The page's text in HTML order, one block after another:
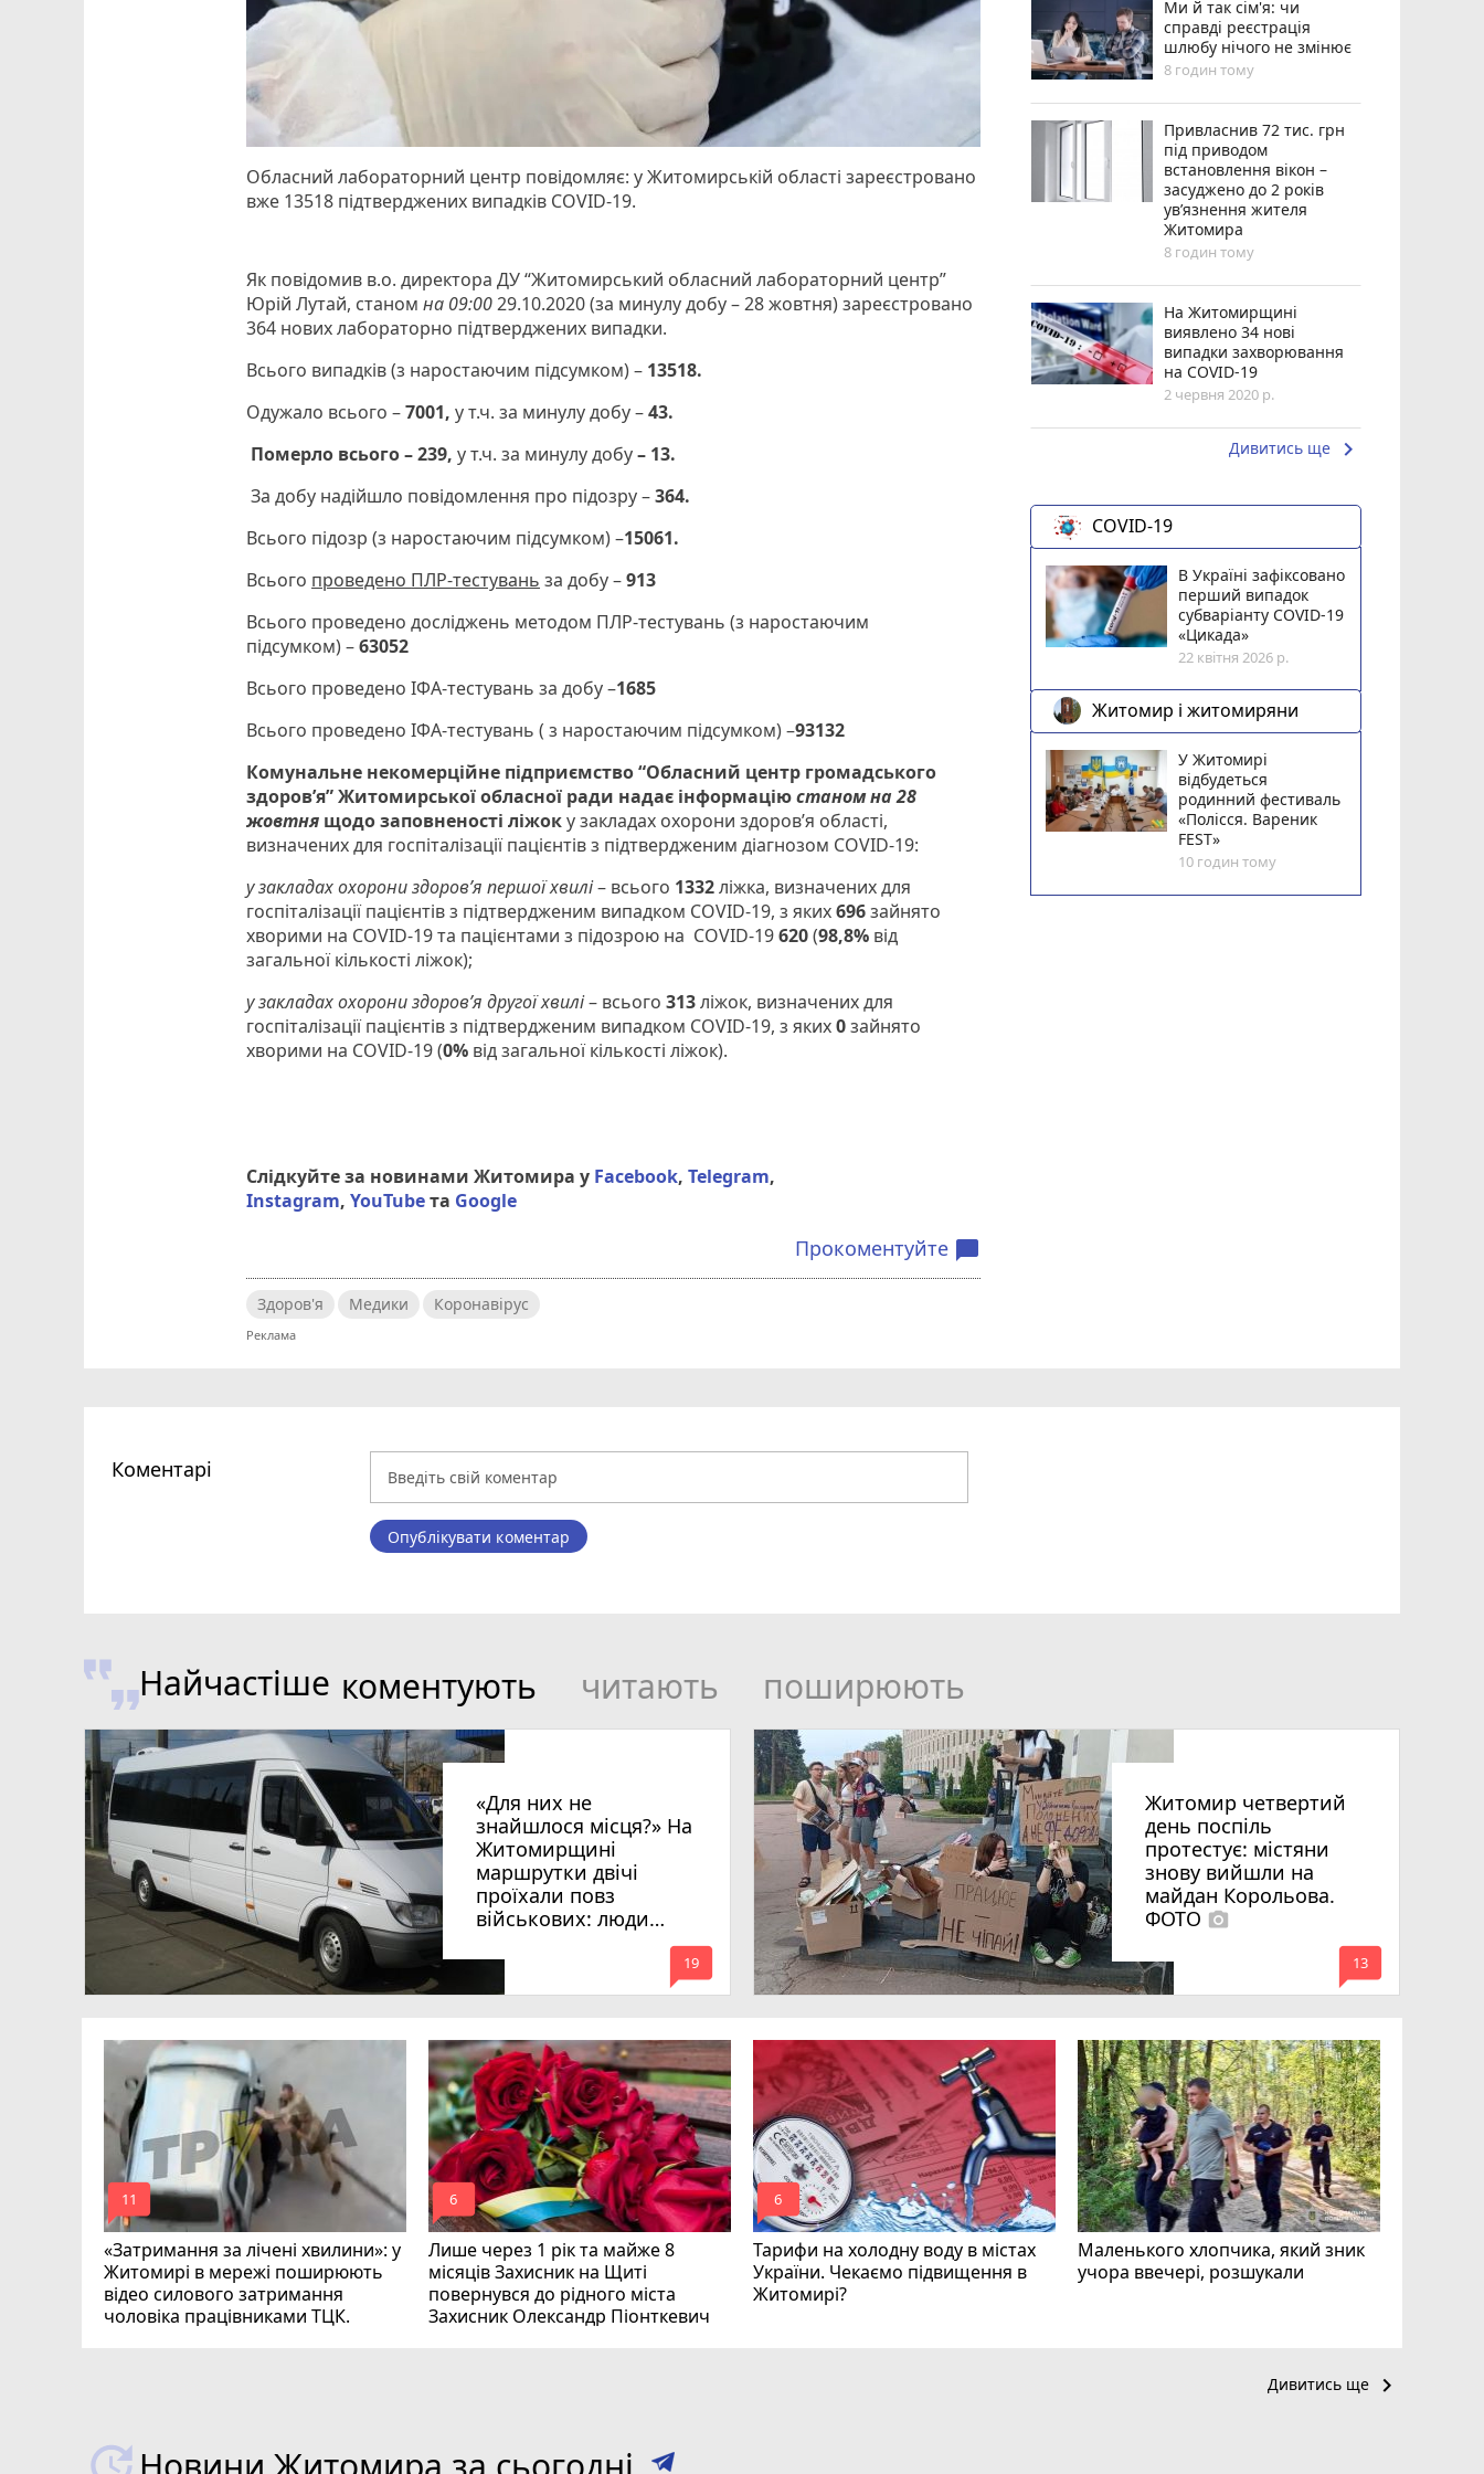
Обласний лабораторний центр повідомляє: у Житомирській області зареєстровано
вже 13518 підтверджених випадків COVID-19.
Як повідомив в.о. директора ДУ “Житомирський обласний лабораторний центр”
Юрій Лутай, станомна 09:0029.10.2020 (за минулу добу – 28 жовтня) зареєстровано
364 нових лабораторно підтверджених випадки.
Всього випадків (з наростаючим підсумком) – 13518.
Одужало всього –7001,у т.ч. за минулу добу –43.
Померло всього – 239,у т.ч. за минулу добу– 13.
За добу надійшло повідомлення про підозру –364.
Всього підозр (з наростаючим підсумком) –15061.
Всього проведено ПЛР-тестувань за добу –913
Всього проведено досліджень методом ПЛР-тестувань (з наростаючим
підсумком) –63052
Всього проведено ІФА-тестувань за добу –1685
Всього проведено ІФА-тестувань ( з наростаючим підсумком) –93132
Комунальне некомерційне підприємство “Обласний центр громадського
здоров’я” Житомирської обласної ради надає інформаціюстаном на 28
жовтня щодо заповненості ліжоку закладах охорони здоров’я області,
визначених для госпіталізації пацієнтів з підтвердженим діагнозом COVID-19:
у закладах охорони здоров’я першої хвилі– всього 1332ліжка, визначених для
госпіталізації пацієнтів з підтвердженим випадком COVID-19, з яких696зайнято
хворими на COVID-19 та пацієнтами з підозрою на COVID-19620(98,8% від
загальної кількості ліжок);
у закладах охорони здоров’я другої хвилі– всього313ліжок, визначених для
госпіталізації пацієнтів з підтвердженим випадком COVID-19, з яких0зайнято
хворими на COVID-19 (0% від загальної кількості ліжок).
Слідкуйте за новинами Житомира у Facebook,Telegram,
Instagram,YouTubeта Google
Прокоментуйте chat_bubble
Здоров'я Медики Коронавірус
Ми й так сім'я: чи
справді реєстрація
шлюбу нічого не змінює
8 годин тому
Привласнив 72 тис. грн
під приводом
встановлення вікон –
засуджено до 2 років
ув’язнення жителя
Житомира
8 годин тому
На Житомирщині
виявлено 34 нові
випадки захворювання
на COVID-19
2 червня 2020 р.
Дивитись ще keyboard_arrow_right
COVID-19
В Україні зафіксовано
перший випадок
субваріанту COVID-19
«Цикада»
22 квітня 2026 р.
Житомир і житомиряни
У Житомирі
відбудеться
родинний фестиваль
«Полісся. Вареник
FEST»
10 годин тому
Коментарі
Опублікувати коментар
Найчастіше коментують читають поширюють
«Для них не
знайшлося місця?» На
Житомирщині
маршрутки двічі
проїхали повз
військових: люди
вимагають покарати
винних
mode_comment
19
Житомир четвертий
день поспіль
протестує: містяни
знову вийшли на
майдан Корольова.
ФОТО photo_camera
mode_comment
13
«Затримання за лічені хвилини»: у
Житомирі в мережі поширюють
відео силового затримання
чоловіка працівниками ТЦК.
mode_comment
11
Лише через 1 рік та майже 8
місяців Захисник на Щиті
повернувся до рідного міста
Захисник Олександр Піонткевич
mode_comment
6
Тарифи на холодну воду в містах
України. Чекаємо підвищення в
Житомирі?
mode_comment
6
Маленького хлопчика, який зник
учора ввечері, розшукали
Дивитись ще keyboard_arrow_right